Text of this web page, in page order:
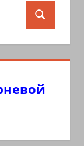
Поиск